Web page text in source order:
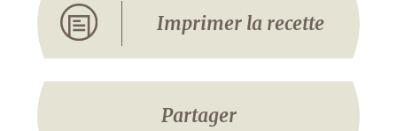
Imprimer la recette
Partager